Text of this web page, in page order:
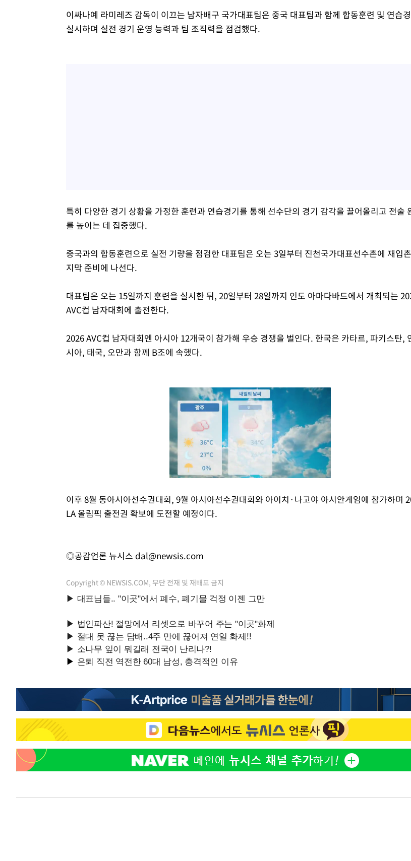
이싸나예 라미레즈 감독이 이끄는 남자배구 국가대표팀은 중국 대표팀과 함께 합동훈련 및 연습
실시하며 실전 경기 운영 능력과 팀 조직력을 점검했다.
특히 다양한 경기 상황을 가정한 훈련과 연습경기를 통해 선수단의 경기 감각을 끌어올리고 전술
를 높이는 데 집중했다.
중국과의 합동훈련으로 실전 기량을 점검한 대표팀은 오는 3일부터 진천국가대표선수촌에 재입
지막 준비에 나선다.
대표팀은 오는 15일까지 훈련을 실시한 뒤, 20일부터 28일까지 인도 아마다바드에서 개최되는
AVC컵 남자대회에 출전한다.
2026 AVC컵 남자대회엔 아시아 12개국이 참가해 우승 경쟁을 벌인다. 한국은 카타르, 파키스탄,
시아, 태국, 오만과 함께 B조에 속했다.
이후 8월 동아시아선수권대회, 9월 아시아선수권대회와 아이치·나고야 아시안게임에 참가하며
LA 올림픽 출전권 확보에 도전할 예정이다.
◎공감언론 뉴시스 dal@newsis.com
Copyright © NEWSIS.COM, 무단 전재 및 재배포 금지